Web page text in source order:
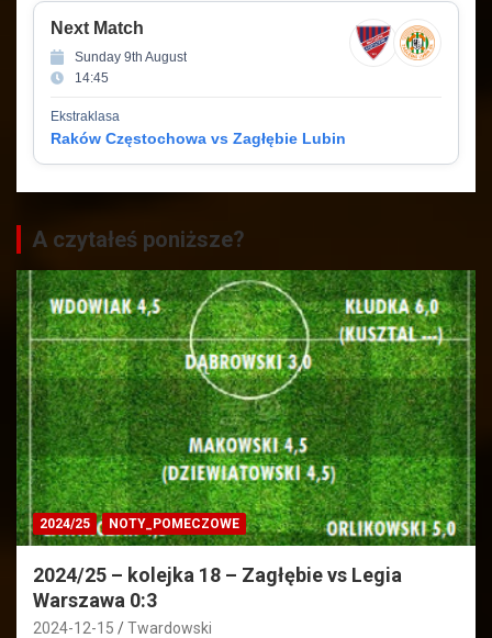
Next Match
Sunday 9th August
14:45
Ekstraklasa
Raków Częstochowa vs Zagłębie Lubin
A czytałeś poniższe?
2024/25 NOTY_POMECZOWE
2024/25 – kolejka 18 – Zagłębie vs Legia
Warszawa 0:3
2024-12-15 Twardowski